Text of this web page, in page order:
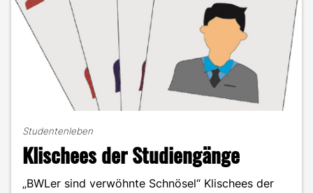
Studentenleben
Klischees der Studiengänge
„BWLer sind verwöhnte Schnösel“ Klischees der